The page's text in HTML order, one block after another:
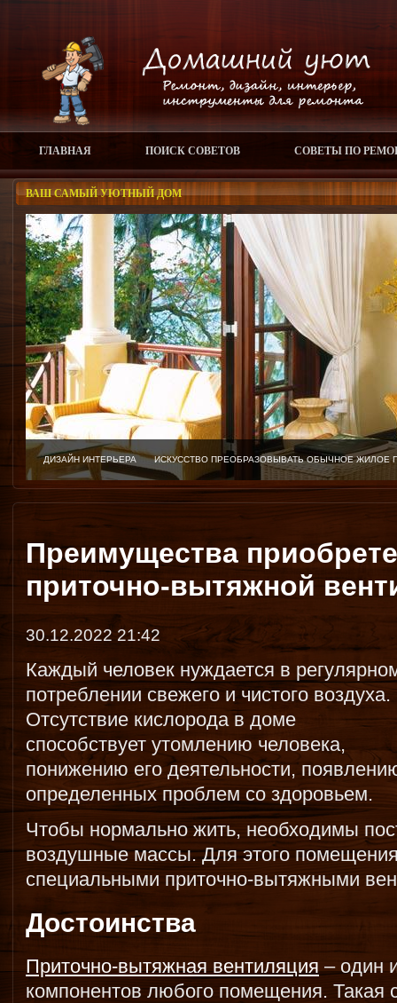
ГЛАВНАЯ ПОИСК СОВЕТОВ СОВЕТЫ ПО
ВАШ САМЫЙ УЮТНЫЙ ДОМ
ДИЗАЙН ИНТЕРЬЕРА ИСКУССТВО ПРЕОБРАЗОВЫВАТЬ ОБЫЧНОЕ
Преимущества
приточно-вытяжной
30.12.2022 21:42
Каждый человек нуждается в
потреблении свежего и чистого воздуха.
Отсутствие кислорода в доме
способствует утомлению человека,
понижению его деятельности,
определенных проблем со здоровьем.
Чтобы нормально жить, необходимы
воздушные массы. Для этого
специальными приточно-вытяжными
Достоинства
Приточно-вытяжная вентиляция– один
компонентов любого помещения. Такая